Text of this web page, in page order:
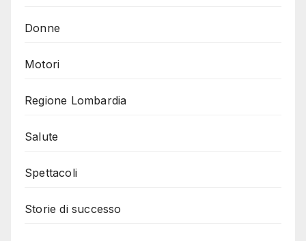
Donne
Motori
Regione Lombardia
Salute
Spettacoli
Storie di successo